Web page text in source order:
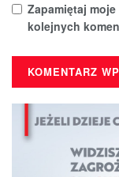
Zapamiętaj
kolejnych